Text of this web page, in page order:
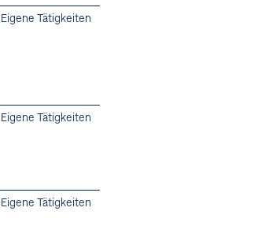
Eigene Tätigkeiten
Eigene Tätigkeiten
Eigene Tätigkeiten